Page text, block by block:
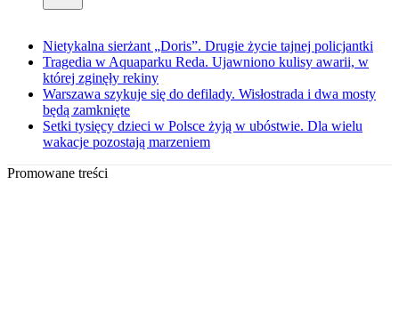
Nietykalna sierżant „Doris”. Drugie życie tajnej policjantki
Tragedia w Aquaparku Reda. Ujawniono kulisy awarii, w
której zginęły rekiny
Warszawa szykuje się do defilady. Wisłostrada i dwa mosty
będą zamknięte
Setki tysięcy dzieci w Polsce żyją w ubóstwie. Dla wielu
wakacje pozostają marzeniem
Promowane treści